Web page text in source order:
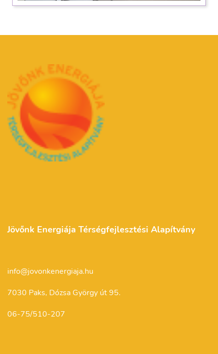
Jövőnk Energiája Térségfejlesztési Alapítvány
info@jovonkenergiaja.hu
7030 Paks, Dózsa György út 95.
06-75/510-207